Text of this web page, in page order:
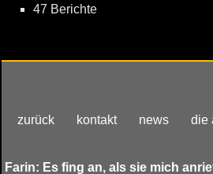
47 Berichte
zurück kontakt news die
Farin: Es fing an, als sie mich